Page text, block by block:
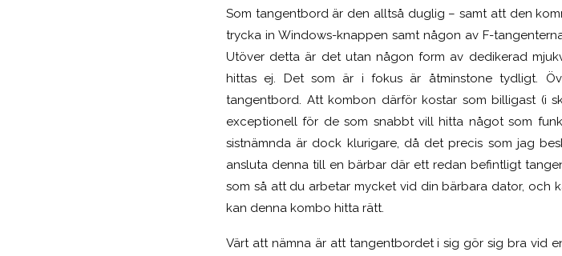
Som tangentbord är den alltså duglig – samt att den
trycka in Windows-knappen samt någon av F-
Utöver detta är det utan någon form av dedikerad
hittas ej. Det som är i fokus är åtminstone tydligt.
tangentbord. Att kombon därför kostar som billigast (i
exceptionell för de som snabbt vill hitta något som
sistnämnda är dock klurigare, då det precis som jag
ansluta denna till en bärbar där ett redan befintligt
som så att du arbetar mycket vid din bärbara dator, och
kan denna kombo hitta rätt.
Värt att nämna är att tangentbordet i sig gör sig bra vid